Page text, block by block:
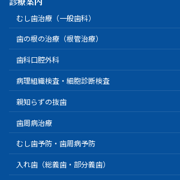
むし歯治療（一般歯科）
歯の根の治療（根管治療）
歯科口腔外科
病理組織検査・細胞診断検査
親知らずの抜歯
歯周病治療
むし歯予防・歯周病予防
入れ歯（総義歯・部分義歯）